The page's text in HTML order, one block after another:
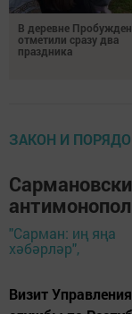
В деревне
отметили сразу два
праздника
ЗАКОН И
"Сарман: иң яңа
хәбәрләр",
Визит